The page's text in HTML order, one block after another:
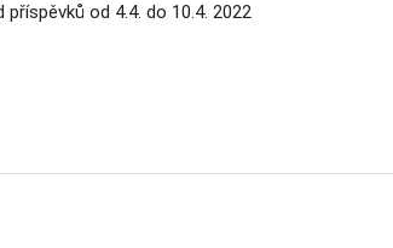
příspěvků od 4.4. do 10.4. 2022